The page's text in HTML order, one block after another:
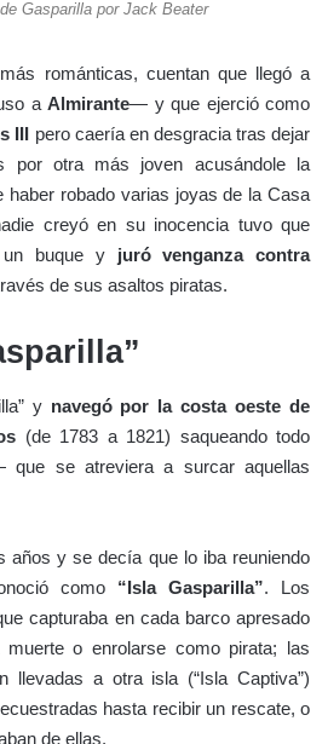
Gasparilla por Jack Beater
románticas, cuentan que llegó a
aAlmirante— y que ejerció como
III pero caería en desgracia tras dejar
por otra más joven acusándole la
haber robado varias joyas de la Casa
creyó en su inocencia tuvo que
buque y juró venganza contra
de sus asaltos piratas.
y navegó por la costa oeste de
(de 1783 a 1821) saqueando todo
se atreviera a surcar aquellas
años y se decía que lo iba reuniendo
como “Isla Gasparilla”. Los
capturaba en cada barco apresado
o enrolarse como pirata; las
llevadas a otra isla (“Isla Captiva”)
hasta recibir un rescate, o
de ellas.